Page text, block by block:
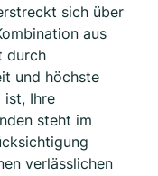
sich über
aus
durch
und höchste
ist, Ihre
steht im
verlässlichen